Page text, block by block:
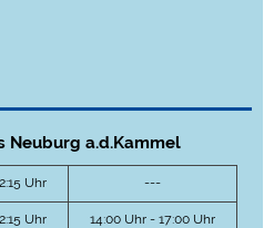
Neuburg a.d.Kammel
Uhr ---
Uhr 14:00 Uhr - 17:00 Uhr